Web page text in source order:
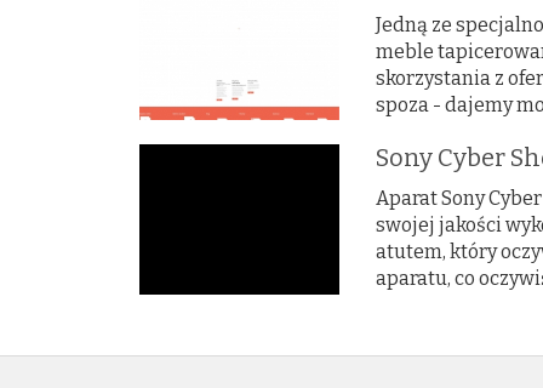
Jedną ze
meble
skorzystania z
spoza - dajemy
Sony Cyber
Aparat Sony
swojej jakości
atutem, który
aparatu, co